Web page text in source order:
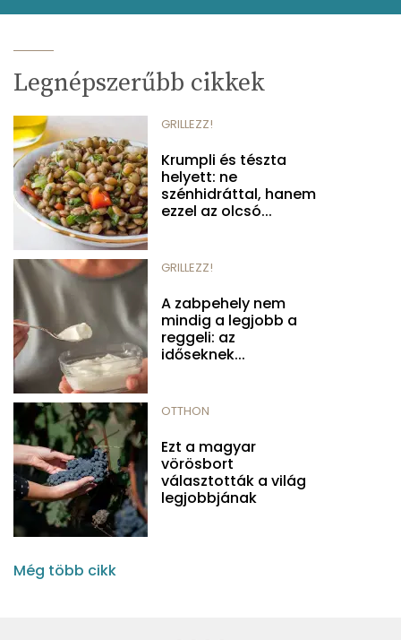
Legnépszerűbb cikkek
GRILLEZZ!
Krumpli és tészta
helyett: ne
szénhidráttal, hanem
ezzel az olcsó...
GRILLEZZ!
A zabpehely nem
mindig a legjobb a
reggeli: az
időseknek...
OTTHON
Ezt a magyar
vörösbort
választották a világ
legjobbjának
Még több cikk